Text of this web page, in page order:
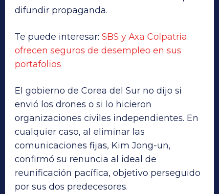
difundir propaganda.
Te puede interesar: SBS y Axa Colpatria
ofrecen seguros de desempleo en sus
portafolios
El gobierno de Corea del Sur no dijo si
envió los drones o si lo hicieron
organizaciones civiles independientes. En
cualquier caso, al eliminar las
comunicaciones fijas, Kim Jong-un,
confirmó su renuncia al ideal de
reunificación pacífica, objetivo perseguido
por sus dos predecesores.